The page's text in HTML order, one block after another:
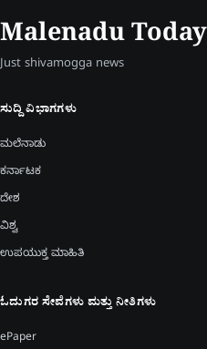
Malenadu
Just shivamogga news
ಸುದ್ದಿ ವಿಭಾಗಗಳು
ಮಲೆನಾಡು
ಕರ್ನಾಟಕ
ದೇಶ
ವಿಶ್ವ
ಉಪಯುಕ್ತ ಮಾಹಿತಿ
ಓದುಗರ ಸೇವೆಗಳು ಮತ್ತು ನೀತಿಗಳು
ePaper